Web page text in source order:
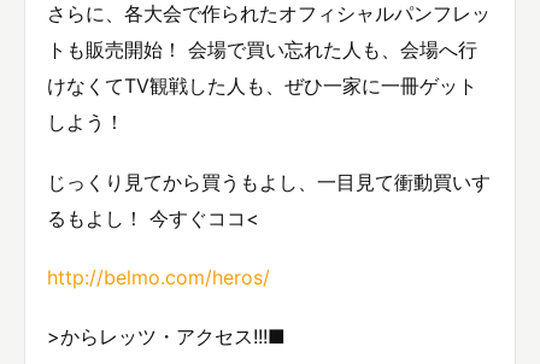
さらに、各大会で作られたオフィシャルパンフレッ
トも販売開始！ 会場で買い忘れた人も、会場へ行
けなくてTV観戦した人も、ぜひ一家に一冊ゲット
しよう！
じっくり見てから買うもよし、一目見て衝動買いす
るもよし！ 今すぐココ<
http://belmo.com/heros/
>からレッツ・アクセス!!!■